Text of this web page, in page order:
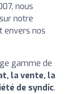
nous
notre
envers nos
gamme de
la vente, la
de syndic.